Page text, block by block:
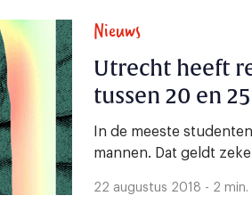
Nieuws
Utrecht heeft
tussen 20 en
In de meeste
mannen. Dat geldt
22 augustus 2018 - 2 min.